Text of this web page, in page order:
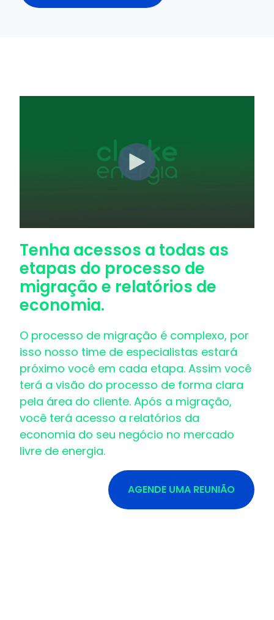
Tenha acessos a todas as
etapas do processo de
migração e relatórios de
economia.
O processo de migração é complexo, por
isso nosso time de especialistas estará
próximo você em cada etapa. Assim você
terá a visão do processo de forma clara
pela área do cliente. Após a migração,
você terá acesso a relatórios da
economia do seu negócio no mercado
livre de energia.
AGENDE UMA REUNIÃO